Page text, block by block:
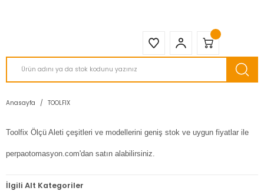
Anasayfa TOOLFIX
Toolfix Ölçü Aleti çeşitleri ve modellerini geniş stok ve uygun fiyatlar ile
perpaotomasyon.com'dan satın alabilirsiniz.
İlgili Alt Kategoriler